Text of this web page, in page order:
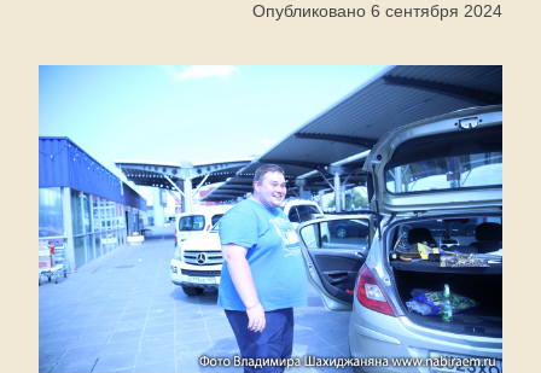
Опубликовано 6 сентября 2024